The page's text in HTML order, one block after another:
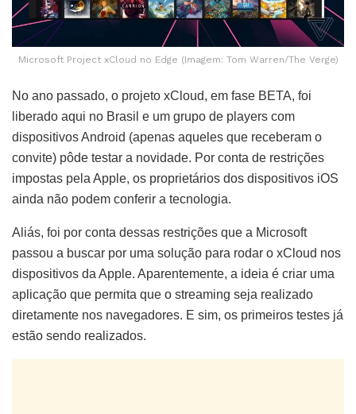
Microsoft Project xCloud no Edge (Imagem: Tom Warren/The Verge)
No ano passado, o projeto xCloud, em fase BETA, foi
liberado aqui no Brasil e um grupo de players com
dispositivos Android (apenas aqueles que receberam o
convite) pôde testar a novidade. Por conta de restrições
impostas pela Apple, os proprietários dos dispositivos iOS
ainda não podem conferir a tecnologia.
Aliás, foi por conta dessas restrições que a Microsoft
passou a buscar por uma solução para rodar o xCloud nos
dispositivos da Apple. Aparentemente, a ideia é criar uma
aplicação que permita que o streaming seja realizado
diretamente nos navegadores. E sim, os primeiros testes já
estão sendo realizados.